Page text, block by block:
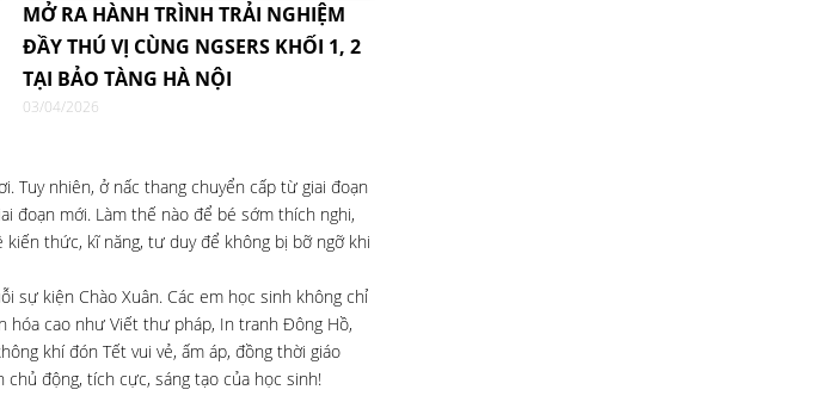
MỞ RA HÀNH TRÌNH TRẢI NGHIỆM
ĐẦY THÚ VỊ CÙNG NGSERS KHỐI 1, 2
TẠI BẢO TÀNG HÀ NỘI
03/04/2026
Tuy nhiên, ở nấc thang chuyển cấp từ giai đoạn
đoạn mới. Làm thế nào để bé sớm thích nghi,
thức, kĩ năng, tư duy để không bị bỡ ngỡ khi
sự kiện Chào Xuân. Các em học sinh không chỉ
hóa cao như Viết thư pháp, In tranh Đông Hồ,
khí đón Tết vui vẻ, ấm áp, đồng thời giáo
động, tích cực, sáng tạo của học sinh!